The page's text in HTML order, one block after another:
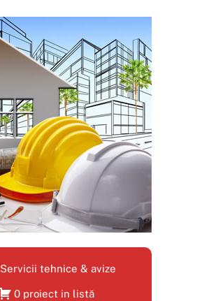
Servicii tehnice & avize
0 proiect in listă